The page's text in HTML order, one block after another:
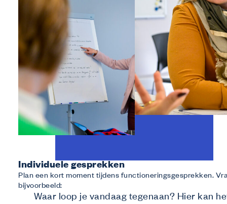
Individuele gesprekken
Plan een kort moment tijdens functioneringsgesprekken.
bijvoorbeeld:
Waar loop je vandaag tegenaan? Hier kan